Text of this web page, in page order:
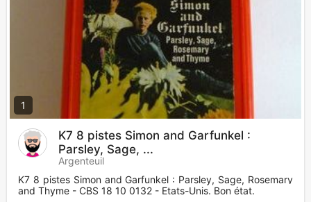
1
K7 8 pistes Simon and Garfunkel :
Parsley, Sage, ...
Argenteuil
K7 8 pistes Simon and Garfunkel : Parsley, Sage, Rosemary
and Thyme - CBS 18 10 0132 - Etats-Unis. Bon état.